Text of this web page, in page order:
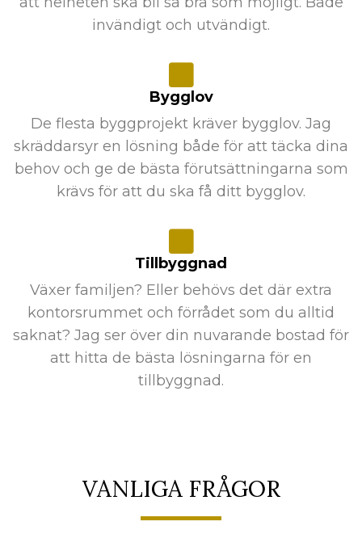
invändigt och utvändigt.
Bygglov
De flesta byggprojekt kräver bygglov. Jag
skräddarsyr en lösning både för att täcka dina
behov och ge de bästa förutsättningarna som
krävs för att du ska få ditt bygglov.
Tillbyggnad
Växer familjen? Eller behövs det där extra
kontorsrummet och förrådet som du alltid
saknat? Jag ser över din nuvarande bostad för
att hitta de bästa lösningarna för en
tillbyggnad.
VANLIGA FRÅGOR